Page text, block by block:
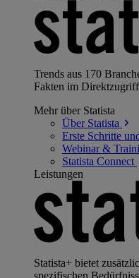
Trends aus 170
Fakten im
Mehr über Statista
Über Statista
Erste Schritte
Webinar &
Statista Connect
Leistungen
Statista+ bietet
spezifischen